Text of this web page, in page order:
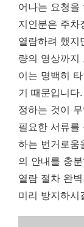
어나는 요청을
지인분은 주차
열람하려 했지
량의 영상까지
이는 명백히
기 때문입니다.
정하는 것이
필요한 서류를
하는 번거로움
의 안내를 충
열람 절차 완
미리 방지하시